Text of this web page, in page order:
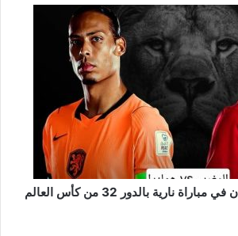
المغرب وهولندا يلتقيان في مباراة نارية بالدور 32 من كأس العالم